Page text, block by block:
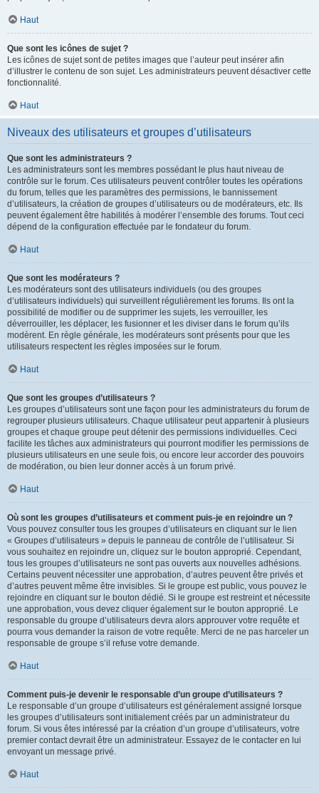
Haut
Que sont les icônes de sujet ?
Les icônes de sujet sont de petites images que l’auteur peut insérer afin
d’illustrer le contenu de son sujet. Les administrateurs peuvent désactiver cette
fonctionnalité.
Haut
Niveaux des utilisateurs et groupes d’utilisateurs
Que sont les administrateurs ?
Les administrateurs sont les membres possédant le plus haut niveau de
contrôle sur le forum. Ces utilisateurs peuvent contrôler toutes les opérations
du forum, telles que les paramètres des permissions, le bannissement
d’utilisateurs, la création de groupes d’utilisateurs ou de modérateurs, etc. Ils
peuvent également être habilités à modérer l’ensemble des forums. Tout ceci
dépend de la configuration effectuée par le fondateur du forum.
Haut
Que sont les modérateurs ?
Les modérateurs sont des utilisateurs individuels (ou des groupes
d’utilisateurs individuels) qui surveillent régulièrement les forums. Ils ont la
possibilité de modifier ou de supprimer les sujets, les verrouiller, les
déverrouiller, les déplacer, les fusionner et les diviser dans le forum qu’ils
modèrent. En règle générale, les modérateurs sont présents pour que les
utilisateurs respectent les règles imposées sur le forum.
Haut
Que sont les groupes d’utilisateurs ?
Les groupes d’utilisateurs sont une façon pour les administrateurs du forum de
regrouper plusieurs utilisateurs. Chaque utilisateur peut appartenir à plusieurs
groupes et chaque groupe peut détenir des permissions individuelles. Ceci
facilite les tâches aux administrateurs qui pourront modifier les permissions de
plusieurs utilisateurs en une seule fois, ou encore leur accorder des pouvoirs
de modération, ou bien leur donner accès à un forum privé.
Haut
Où sont les groupes d’utilisateurs et comment puis-je en rejoindre un ?
Vous pouvez consulter tous les groupes d’utilisateurs en cliquant sur le lien
« Groupes d’utilisateurs » depuis le panneau de contrôle de l’utilisateur. Si
vous souhaitez en rejoindre un, cliquez sur le bouton approprié. Cependant,
tous les groupes d’utilisateurs ne sont pas ouverts aux nouvelles adhésions.
Certains peuvent nécessiter une approbation, d’autres peuvent être privés et
d’autres peuvent même être invisibles. Si le groupe est public, vous pouvez le
rejoindre en cliquant sur le bouton dédié. Si le groupe est restreint et nécessite
une approbation, vous devez cliquer également sur le bouton approprié. Le
responsable du groupe d’utilisateurs devra alors approuver votre requête et
pourra vous demander la raison de votre requête. Merci de ne pas harceler un
responsable de groupe s’il refuse votre demande.
Haut
Comment puis-je devenir le responsable d’un groupe d’utilisateurs ?
Le responsable d’un groupe d’utilisateurs est généralement assigné lorsque
les groupes d’utilisateurs sont initialement créés par un administrateur du
forum. Si vous êtes intéressé par la création d’un groupe d’utilisateurs, votre
premier contact devrait être un administrateur. Essayez de le contacter en lui
envoyant un message privé.
Haut